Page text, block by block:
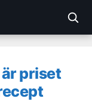
priset